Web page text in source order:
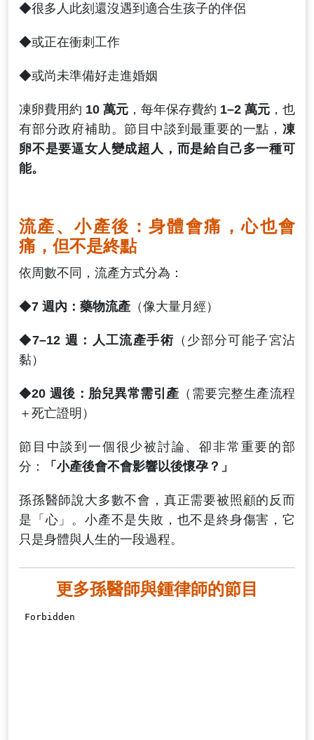
◆很多人此刻還沒遇到適合生孩子的伴侶
◆或正在衝刺工作
◆或尚未準備好走進婚姻
凍卵費用約 10 萬元 ，每年保存費約 1–2 萬元 ，也
有部分政府補助。節目中談到最重要的一點， 凍
卵不是要逼女人變成超人，而是給自己多一種可
能。
流產、小產後：身體會痛，心也會
痛，但不是終點
依周數不同，流產方式分為：
◆7 週內：藥物流產 （像大量月經）
◆7–12 週：人工流產手術（少部分可能子宮沾
黏）
◆20 週後：胎兒異常需引產 （需要完整生產流程
＋死亡證明）
節目中談到一個很少被討論、卻非常重要的部
分：
「小產後會不會影響以後懷孕？」
孫孫醫師說大多數不會，真正需要被照顧的反而
是「心」。小產不是失敗，也不是終身傷害，它
只是身體與人生的一段過程。
更多孫醫師與鍾律師的節目